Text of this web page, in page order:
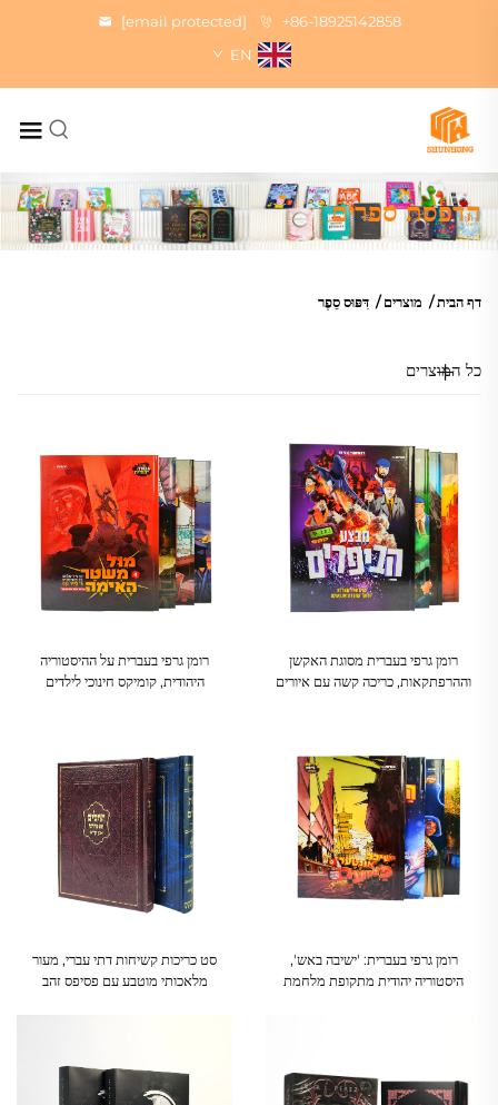
+86-18925142858
[email protected]
EN
הדפסת ספרים
דף הבית/ מוצרים/ דִּפּוּס סֵפֶר
כל המוצרים
רומן גרפי בעברית מסוגת האקשן
וההרפתקאות, כריכה קשה עם איורים
רומן גרפי בעברית על ההיסטוריה
היהודית, קומיקס חינוכי לילדים
רומן גרפי בעברית: 'ישיבה באש',
היסטוריה יהודית מתקופת מלחמת
סט כריכות קשיחות דתי עברי, מעור
מלאכותי מוטבע עם פסיפס זהב